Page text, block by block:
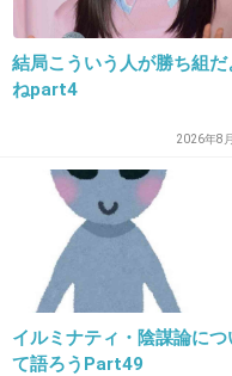
悲しいかったり、
一番ドキドキした
2014/08/17(日) 21:34:13
タロット山荘殺人事
速水れいかが
結局こういう人が勝ち組だ
ねpart4
2026年8
イルミナティ・陰謀論につ
て語ろうPart49